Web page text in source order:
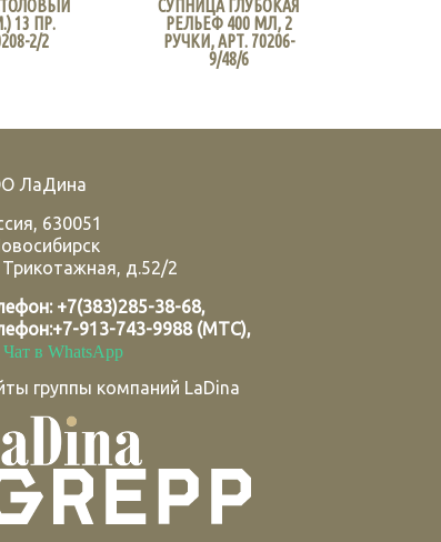
13 ПР.
2/2
СУПНИЦА ГЛУБОКАЯ
РЕЛЬЕФ 400 МЛ, 2
РУЧКИ, АРТ. 70206-
9/48/6
ЛаДина
, 630051
Трикотажная, д.52/2
+7(383)285-38-68,
+7-913-743-9988 (МТС),
Чат в WhatsApp
группы компаний LaDina